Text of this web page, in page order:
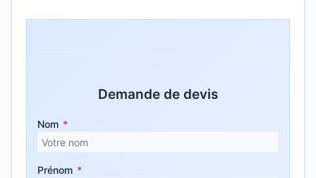
Demande de devis
Nom *
Prénom *